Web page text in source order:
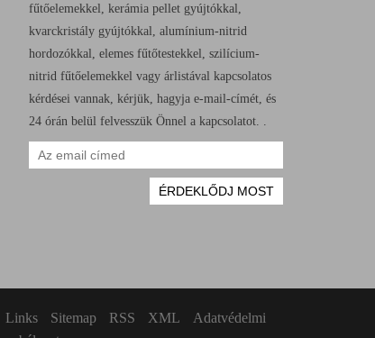
fűtőelemekkel, kerámia pellet gyújtókkal,
kvarckristály gyújtókkal, alumínium-nitrid
hordozókkal, elemes fűtőtestekkel, szilícium-
nitrid fűtőelemekkel vagy árlistával kapcsolatos
kérdései vannak, kérjük, hagyja e-mail-címét, és
24 órán belül felvesszük Önnel a kapcsolatot. .
Links Sitemap RSS XML
Adatvédelmi